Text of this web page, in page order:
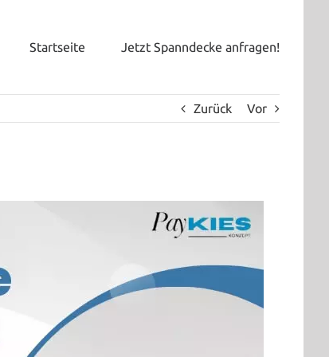
Startseite Jetzt Spanndecke anfragen!
Zurück Vor